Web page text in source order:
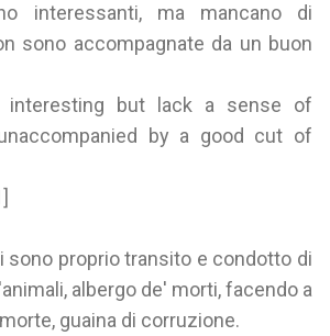
interessanti, ma mancano di
sono accompagnate da un buon
interesting but lack a sense of
by a good cut of
sono proprio transito e condotto di
albergo de' morti, facendo a
guaina di corruzione.